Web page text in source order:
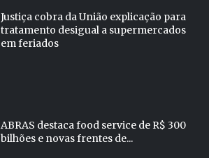
Justiça cobra da União explicação para
tratamento desigual a supermercados
em feriados
ABRAS destaca food service de R$ 300
bilhões e novas frentes de...